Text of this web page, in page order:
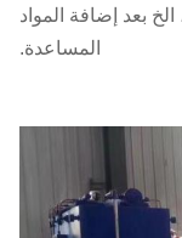
الخ بعد إضافة المواد
المساعدة.